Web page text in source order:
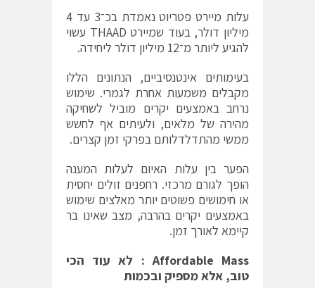
עלות מיירט פטריוט נאמדת בכ־3 עד 4
מיליון דולר, בעוד שמיירט THAAD עשוי
להגיע ליותר מ־12 מיליון דולר ליחידה.
בעימותים אינטנסיביים, הנתונים הללו
מקבלים משמעות אחרת לגמרי. שימוש
נרחב באמצעים יקרים מוביל לשחיקה
מהירה של מלאים, ולעיתים אף לחשש
ממשי מהתדלדלותם בפרקי זמן קצרים.
הפער בין עלות האיום לעלות המענה
הופך לגורם מרכזי. רחפנים זולים יחסית
או חימושים פשוטים יותר מאלצים שימוש
באמצעים יקרים בהרבה, מצב שאינו בר
קיימא לאורך זמן.
Affordable Mass : לא עוד הכי
טוב, אלא מספיק ובכמות